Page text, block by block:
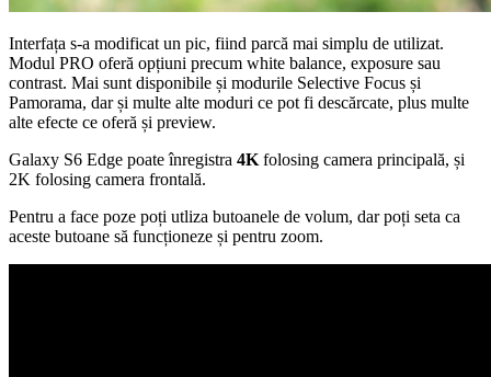
Interfața s-a modificat un pic, fiind parcă mai simplu de utilizat.
Modul PRO oferă opțiuni precum white balance, exposure sau
contrast. Mai sunt disponibile și modurile Selective Focus și
Pamorama, dar și multe alte moduri ce pot fi descărcate, plus multe
alte efecte ce oferă și preview.
Galaxy S6 Edge poate înregistra 4K folosing camera principală, și
2K folosing camera frontală.
Pentru a face poze poți utliza butoanele de volum, dar poți seta ca
aceste butoane să funcționeze și pentru zoom.